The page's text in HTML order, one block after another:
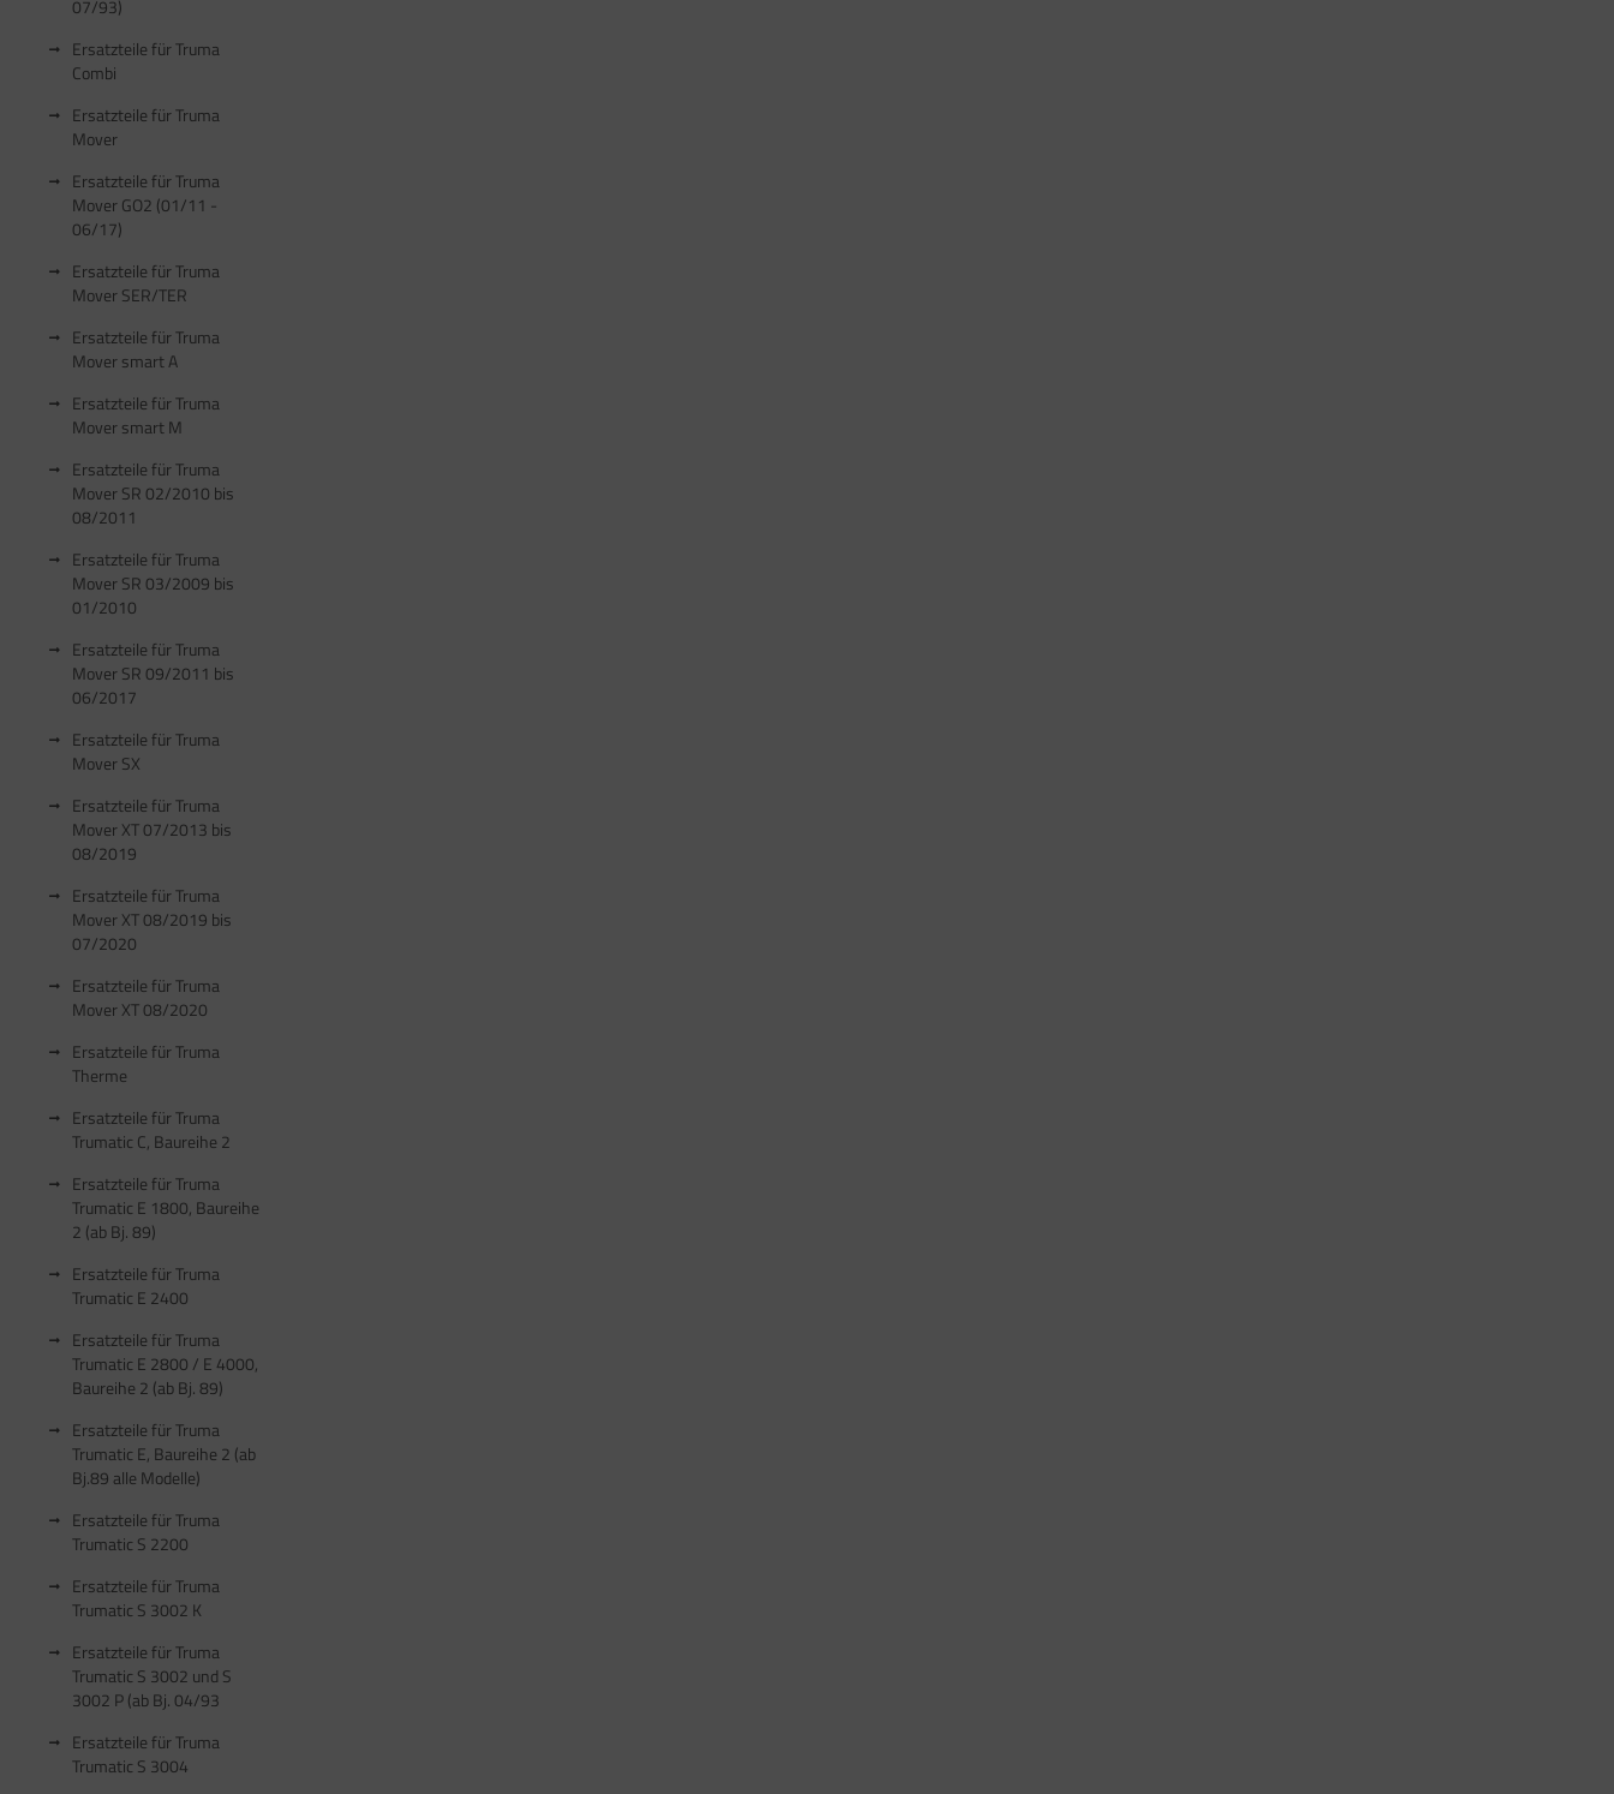
07/93)
Ersatzteile für Truma
Combi
Ersatzteile für Truma
Mover
Ersatzteile für Truma
Mover GO2 (01/11 -
06/17)
Ersatzteile für Truma
Mover SER/TER
Ersatzteile für Truma
Mover smart A
Ersatzteile für Truma
Mover smart M
Ersatzteile für Truma
Mover SR 02/2010 bis
08/2011
Ersatzteile für Truma
Mover SR 03/2009 bis
01/2010
Ersatzteile für Truma
Mover SR 09/2011 bis
06/2017
Ersatzteile für Truma
Mover SX
Ersatzteile für Truma
Mover XT 07/2013 bis
08/2019
Ersatzteile für Truma
Mover XT 08/2019 bis
07/2020
Ersatzteile für Truma
Mover XT 08/2020
Ersatzteile für Truma
Therme
Ersatzteile für Truma
Trumatic C, Baureihe 2
Ersatzteile für Truma
Trumatic E 1800, Baureihe
2 (ab Bj. 89)
Ersatzteile für Truma
Trumatic E 2400
Ersatzteile für Truma
Trumatic E 2800 / E 4000,
Baureihe 2 (ab Bj. 89)
Ersatzteile für Truma
Trumatic E, Baureihe 2 (ab
Bj.89 alle Modelle)
Ersatzteile für Truma
Trumatic S 2200
Ersatzteile für Truma
Trumatic S 3002 K
Ersatzteile für Truma
Trumatic S 3002 und S
3002 P (ab Bj. 04/93
Ersatzteile für Truma
Trumatic S 3004
für Fiamma Bi-Pot
für Fiamma Dachboxen / Gepäckboxen
für Fiamma Dachhauben
für Fiamma F40van
für Fiamma Markise Caravanstore
für Fiamma Markise F45 plus
für Fiamma Markise F45i F45i L
für Fiamma Markise F45Ti
für Fiamma Markise F50 / F55
für Fiamma Markise F65
für Fiamma Markise F70
für Fiamma Markise F80
für Fiamma Pumpen
für Fiamma Safe-Door